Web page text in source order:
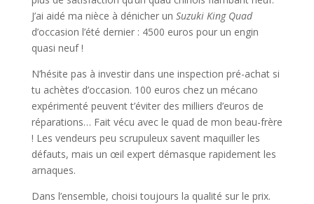
J’ai aidé ma nièce à dénicher un Suzuki King Quad
d’occasion l’été dernier : 4500 euros pour un engin
quasi neuf !
N’hésite pas à investir dans une inspection pré-achat si
tu achètes d’occasion. 100 euros chez un mécano
expérimenté peuvent t’éviter des milliers d’euros de
réparations… Fait vécu avec le quad de mon beau-frère
! Les vendeurs peu scrupuleux savent maquiller les
défauts, mais un œil expert démasque rapidement les
arnaques.
Dans l’ensemble, choisi toujours la qualité sur le prix.